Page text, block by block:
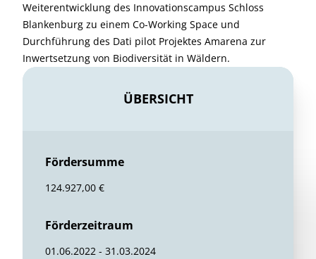
Weiterentwicklung des Innovationscampus Schloss
Blankenburg zu einem Co-Working Space und
Durchführung des Dati pilot Projektes Amarena zur
Inwertsetzung von Biodiversität in Wäldern.
ÜBERSICHT
Fördersumme
124.927,00 €
Förderzeitraum
01.06.2022 - 31.03.2024